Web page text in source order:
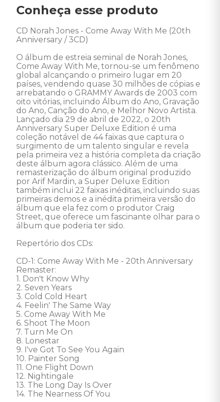
Conheça esse produto
CD Norah Jones - Come Away With Me (20th
Anniversary / 3CD)
O álbum de estreia seminal de Norah Jones,
Come Away With Me, tornou-se um fenômeno
global alcançando o primeiro lugar em 20
países, vendendo quase 30 milhões de cópias e
arrebatando o GRAMMY Awards de 2003 com
oito vitórias, incluindo Álbum do Ano, Gravação
do Ano, Canção do Ano, e Melhor Novo Artista.
Lançado dia 29 de abril de 2022, o 20th
Anniversary Super Deluxe Edition é uma
coleção notável de 44 faixas que captura o
surgimento de um talento singular e revela
pela primeira vez a história completa da criação
deste álbum agora clássico. Além de uma
remasterização do álbum original produzido
por Arif Mardin, a Super Deluxe Edition
também inclui 22 faixas inéditas, incluindo suas
primeiras demos e a inédita primeira versão do
álbum que ela fez com o produtor Craig
Street, que oferece um fascinante olhar para o
álbum que poderia ter sido.
Repertório dos CDs:
CD-1: Come Away With Me - 20th Anniversary
Remaster:
1. Don't Know Why
2. Seven Years
3. Cold Cold Heart
4. Feelin' The Same Way
5. Come Away With Me
6. Shoot The Moon
7. Turn Me On
8. Lonestar
9. I've Got To See You Again
10. Painter Song
11. One Flight Down
12. Nightingale
13. The Long Day Is Over
14. The Nearness Of You